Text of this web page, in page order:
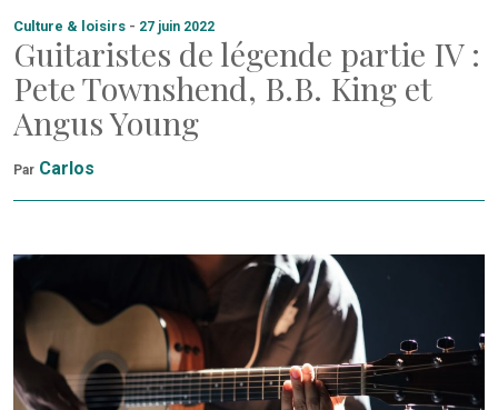
Culture & loisirs - 27 juin 2022
Guitaristes de légende partie IV :
Pete Townshend, B.B. King et
Angus Young
Par Carlos